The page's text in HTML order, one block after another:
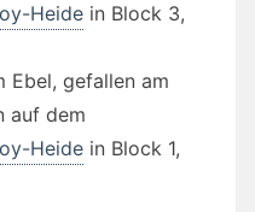
Heide in Block 3,
Ebel, gefallen am
auf dem
Heide in Block 1,